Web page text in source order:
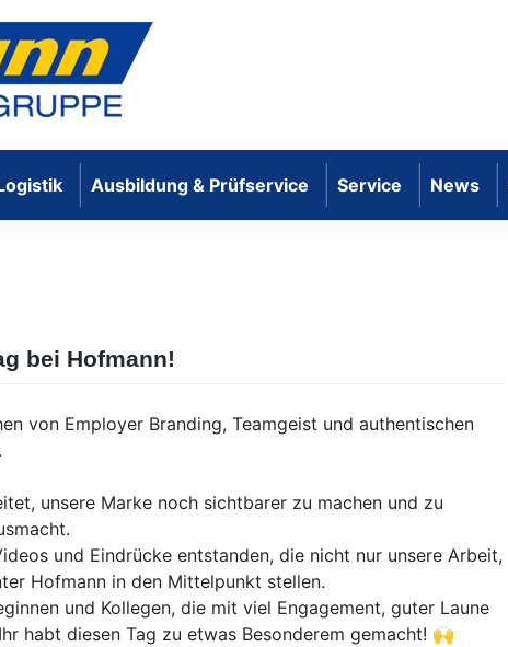
GmbH
Ausbildung & Prüfservice Service News
bei Hofmann!
von Employer Branding, Teamgeist und authentischen
unsere Marke noch sichtbarer zu machen und zu
und Eindrücke entstanden, die nicht nur unsere Arbeit,
Hofmann in den Mittelpunkt stellen.
und Kollegen, die mit viel Engagement, guter Laune
habt diesen Tag zu etwas Besonderem gemacht! 🙌